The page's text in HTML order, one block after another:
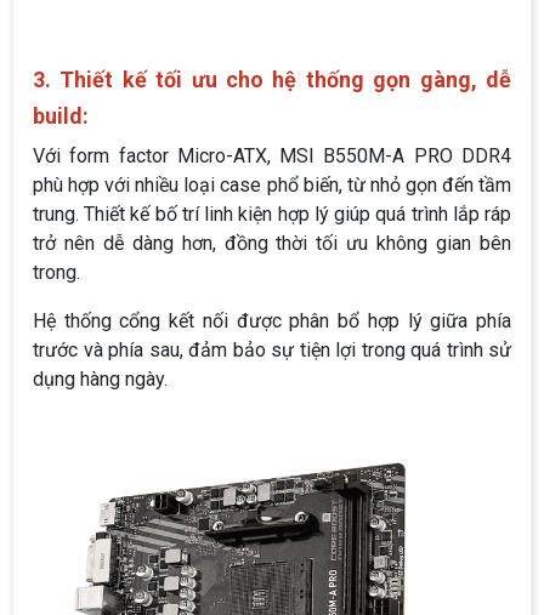
3. Thiết kế tối ưu cho hệ thống gọn gàng, dễ
build:
Với form factor Micro-ATX, MSI B550M-A PRO DDR4
phù hợp với nhiều loại case phổ biến, từ nhỏ gọn đến tầm
trung. Thiết kế bố trí linh kiện hợp lý giúp quá trình lắp ráp
trở nên dễ dàng hơn, đồng thời tối ưu không gian bên
trong.
Hệ thống cổng kết nối được phân bổ hợp lý giữa phía
trước và phía sau, đảm bảo sự tiện lợi trong quá trình sử
dụng hàng ngày.